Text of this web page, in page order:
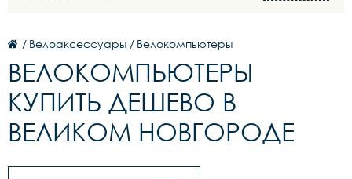
/ Велоаксессуары / Велокомпьютеры
ВЕЛОКОМПЬЮТЕРЫ
КУПИТЬ ДЕШЕВО В
ВЕЛИКОМ НОВГОРОДЕ